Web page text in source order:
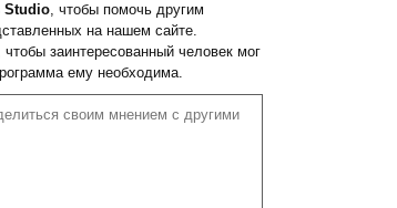
Studio, чтобы помочь другим
на нашем сайте.
заинтересованный человек мог
ему необходима.